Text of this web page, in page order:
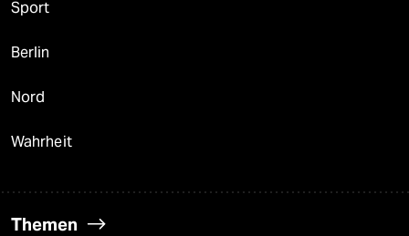
Sport
Berlin
Nord
Wahrheit
Themen